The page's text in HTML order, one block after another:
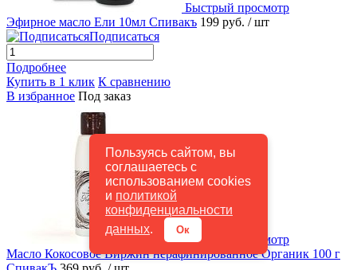
Пользуясь сайтом, вы
соглашаетесь с
использованием cookies
и политикой
конфиденциальности
данных. Ок
Быстрый просмотр
Эфирное масло Ели 10мл Спивакъ 199 руб. / шт
Подписаться
Подробнее
Купить в 1 клик К сравнению
В избранное Под заказ
Быстрый просмотр
Масло Кокосовое Виржин нерафинированное Органик 100 г